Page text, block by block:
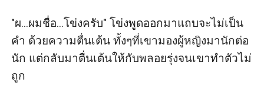
"ผ...ผมชื่อ...โข่งครับ" โข่งพูดออกมาแถบจะไม่เป็น
คำ ด้วยความตื่นเต้น ทั้งๆที่เขามองผู้หญิงมานักต่อ
นัก แต่กลับมาตื่นเต้นให้กับพลอยรุ่งจนเขาทำตัวไม่
ถูก